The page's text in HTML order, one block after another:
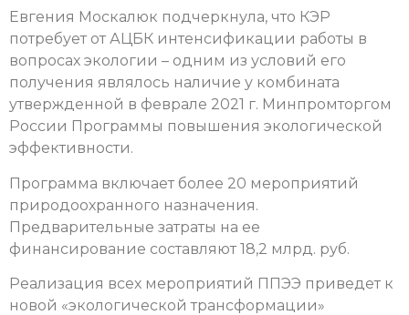
Евгения Москалюк подчеркнула, что КЭР
потребует от АЦБК интенсификации работы в
вопросах экологии – одним из условий его
получения являлось наличие у комбината
утвержденной в феврале 2021 г. Минпромторгом
России Программы повышения экологической
эффективности.
Программа включает более 20 мероприятий
природоохранного назначения.
Предварительные затраты на ее
финансирование составляют 18,2 млрд. руб.
Реализация всех мероприятий ППЭЭ приведет к
новой «экологической трансформации»